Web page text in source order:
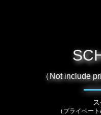
（Not include
（プライベー